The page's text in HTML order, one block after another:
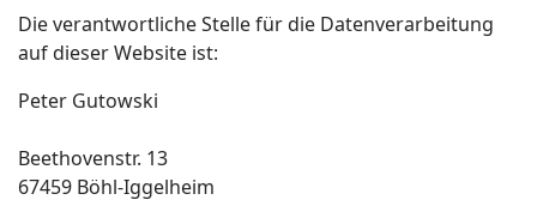
Die verantwortliche Stelle für die Datenverarbeitung
auf dieser Website ist:
Peter Gutowski
Beethovenstr. 13
67459 Böhl-Iggelheim